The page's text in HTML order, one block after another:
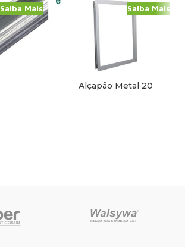
Saiba Mais
Alçapão Metal 20
Saiba Mais